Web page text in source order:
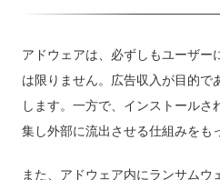
アドウェアは、必ずしもユーザー
は限りません。広告収入が目的で
します。一方で、インストールさ
集し外部に流出させる仕組みをも
また、アドウェア内にランサムウ